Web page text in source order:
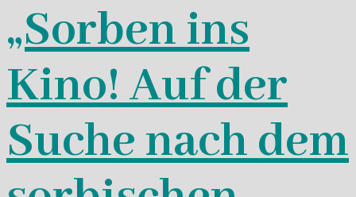
„Sorben ins
Kino! Auf der
Suche nach dem